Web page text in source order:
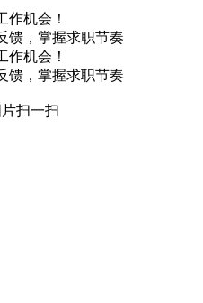
作机会！
馈，掌握求职节奏
作机会！
馈，掌握求职节奏
扫一扫